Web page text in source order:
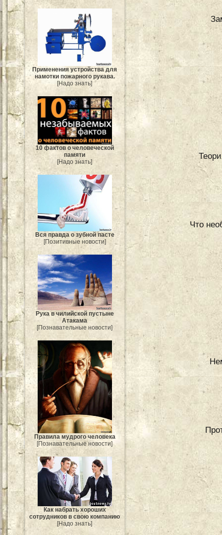
Применения устройства для
намотки пожарного рукава.
[Надо знать]
10 фактов о человеческой
памяти
[Надо знать]
Вся правда о зубной пасте
[Позитивные новости]
Рука в чилийской пустыне
Атакама
[Познавательные новости]
Правила мудрого человека
[Познавательные новости]
Как набрать хороших
сотрудников в свою компанию
[Надо знать]
Что